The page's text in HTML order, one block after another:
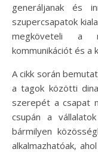
generáljanak és
szupercsapatok
megköveteli a
kommunikációt és a
A cikk során
a tagok közötti
szerepét a csapat
csupán a
bármilyen
alkalmazhatóak,